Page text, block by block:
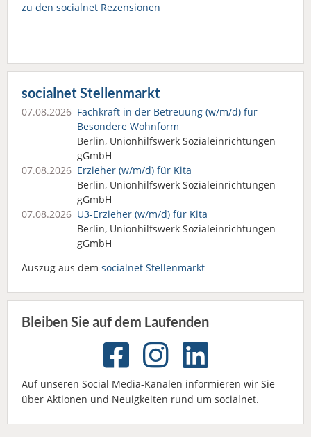
zu den socialnet Rezensionen
socialnet Stellenmarkt
07.08.2026 Fachkraft in der Betreuung (w/m/d) für
Besondere Wohnform
Berlin, Unionhilfswerk Sozialeinrichtungen
gGmbH
07.08.2026 Erzieher (w/m/d) für Kita
Berlin, Unionhilfswerk Sozialeinrichtungen
gGmbH
07.08.2026 U3-Erzieher (w/m/d) für Kita
Berlin, Unionhilfswerk Sozialeinrichtungen
gGmbH
Auszug aus dem socialnet Stellenmarkt
Bleiben Sie auf dem Laufenden
Auf unseren Social Media-Kanälen informieren wir Sie
über Aktionen und Neuigkeiten rund um socialnet.